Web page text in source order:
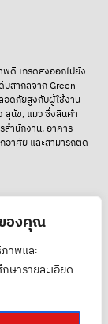
องคุณ
าพและ
ษารายละเอียด
ดี เกรดส่งออกไปยัง
บสากลจาก Green
อดภัยสูงกับผู้ใช้งาน
สุนัข, แมว ซึ่งสินค้า
สำนักงาน, อาคาร
อาศัย และสามารถติด